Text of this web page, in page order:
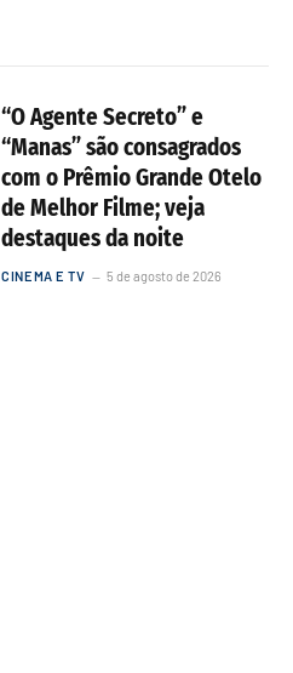
“O Agente Secreto” e
“Manas” são consagrados
com o Prêmio Grande Otelo
de Melhor Filme; veja
destaques da noite
CINEMA E TV 5 de agosto de 2026